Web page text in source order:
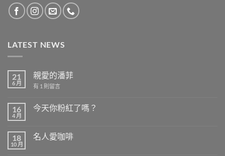
LATEST NEWS
21
6 月
親愛的潘菲
在
的
潘
有 1 則留言
16
4 月
今天你粉紅了嗎？
你
留
言
18
10 月
名人愛咖啡